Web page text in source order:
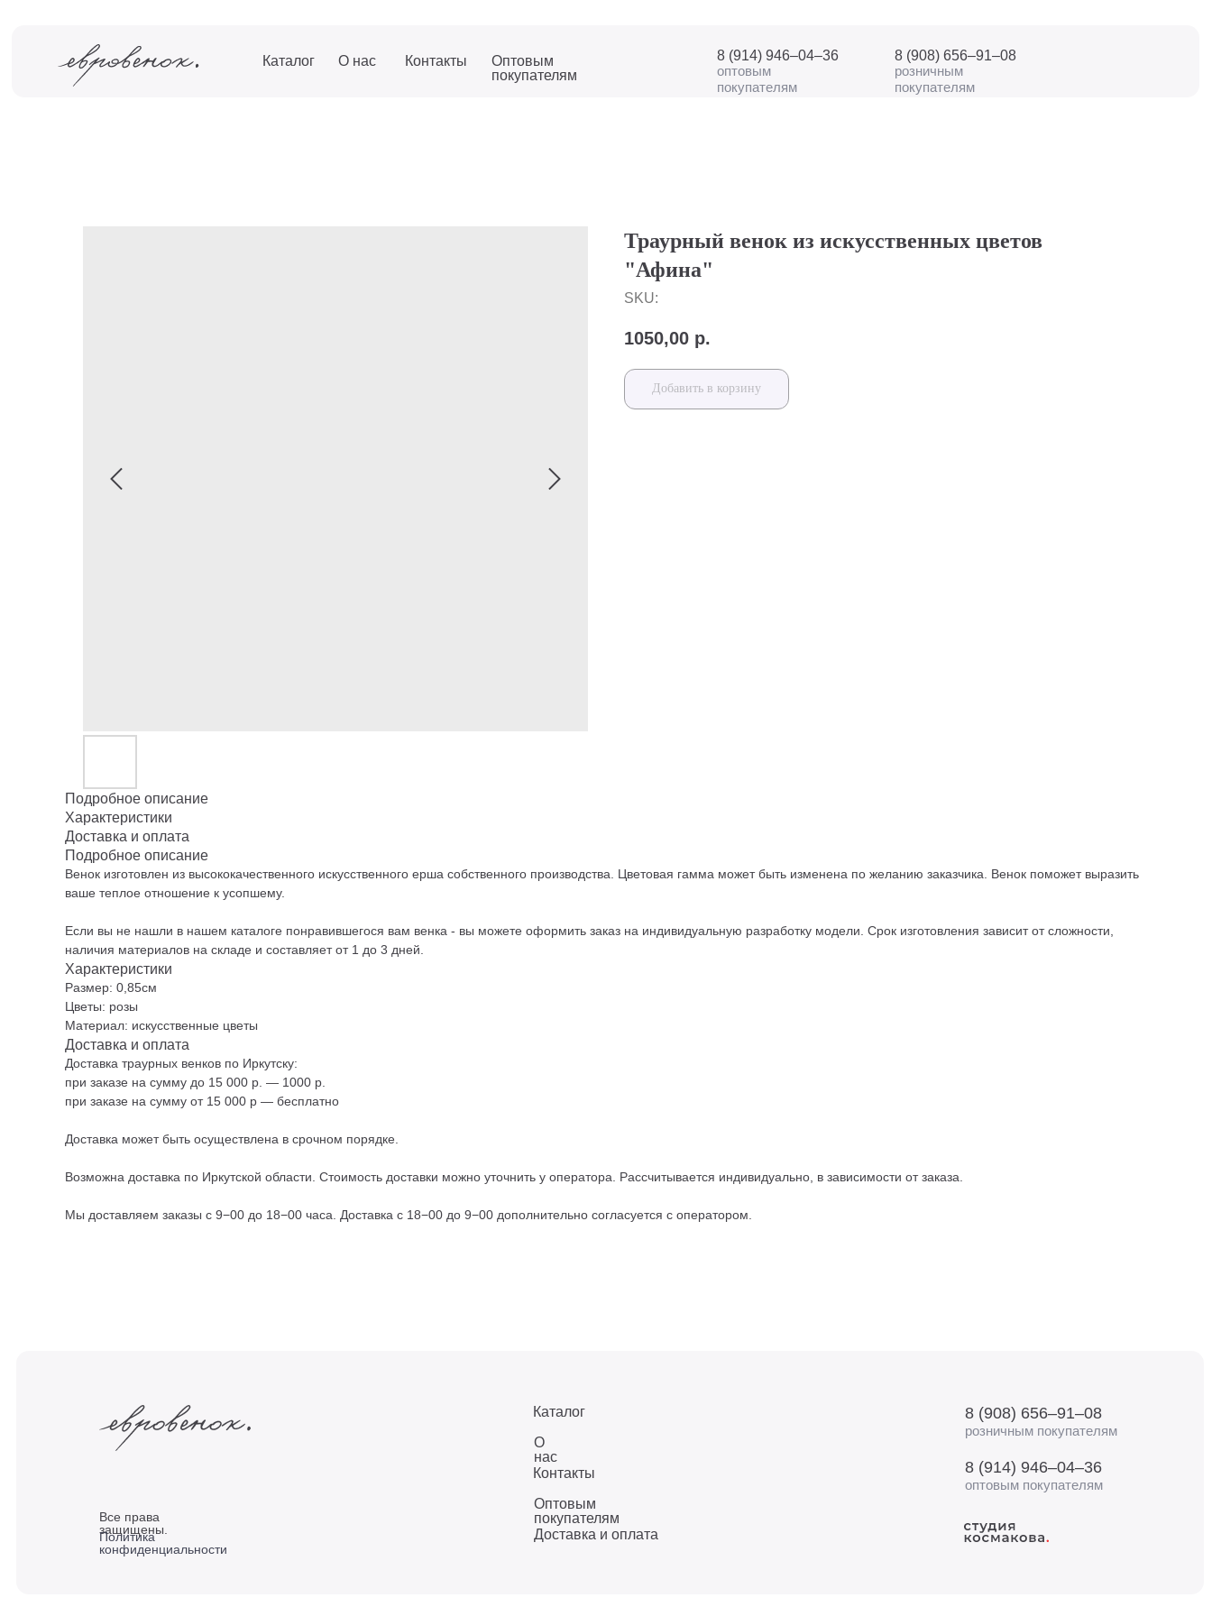
Каталог О нас Контакты
Оптовым
покупателям
8 (914) 946–04–36
оптовым
покупателям
8 (908) 656–91–08
розничным
покупателям
Траурный венок из искусственных цветов
"Афина"
SKU:
1050,00 р.
Добавить в корзину
Подробное описание
Характеристики
Доставка и оплата
Подробное описание
Венок изготовлен из высококачественного искусственного ерша собственного производства. Цветовая гамма может быть изменена по желанию заказчика. Венок поможет выразить
ваше теплое отношение к усопшему.
Если вы не нашли в нашем каталоге понравившегося вам венка - вы можете оформить заказ на индивидуальную разработку модели. Срок изготовления зависит от сложности,
наличия материалов на складе и составляет от 1 до 3 дней.
Характеристики
Размер: 0,85см
Цветы: розы
Материал: искусственные цветы
Доставка и оплата
Доставка траурных венков по Иркутску:
при заказе на сумму до 15 000 р. — 1000 р.
при заказе на сумму от 15 000 р — бесплатно
Доставка может быть осуществлена в срочном порядке.
Возможна доставка по Иркутской области. Стоимость доставки можно уточнить у оператора. Рассчитывается индивидуально, в зависимости от заказа.
Мы доставляем заказы с 9−00 до 18−00 часа. Доставка с 18−00 до 9−00 дополнительно согласуется с оператором.
Все права
защищены.
Политика
конфиденциальности
Каталог
О
нас
Контакты
Оптовым
покупателям
Доставка и оплата
8 (908) 656–91–08
розничным покупателям
8 (914) 946–04–36
оптовым покупателям